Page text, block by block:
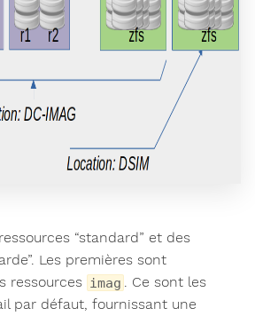
“standard” et des
Les premières sont
ressources imag
. Ce sont les
par défaut, fournissant une